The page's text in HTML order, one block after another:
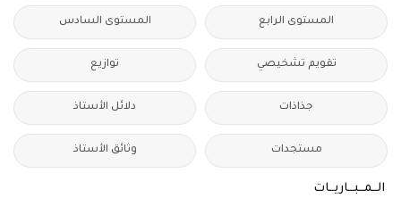
المستوى الرابع المستوى السادس
تقويم تشخيصي توازيع
جذاذات دلائل الأستاذ
مستجدات وثائق الأستاذ
الــمــبــاريــات